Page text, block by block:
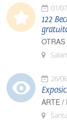
01/
122
26/
ARTE /